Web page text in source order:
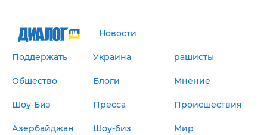
Новости
Поддержать Украина рашисты
Общество Блоги Мнение
Шоу-Биз Пресса Происшествия
Азербайджан Шоу-биз Мир